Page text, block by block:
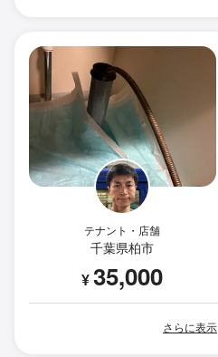
テナント・店舗
千葉県柏市
¥35,000
さらに表示